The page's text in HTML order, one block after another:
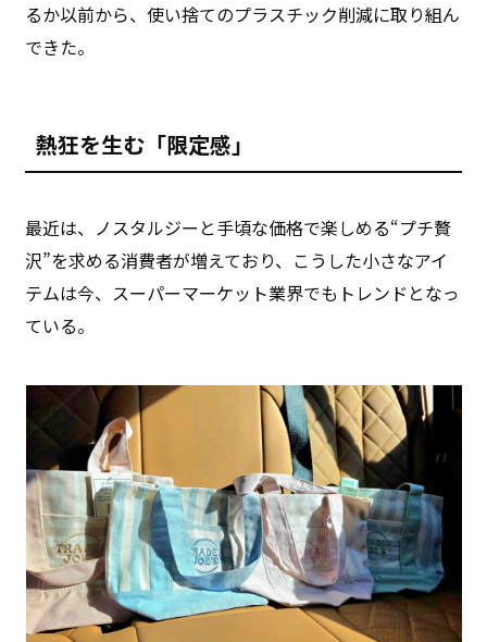
るか以前から、使い捨てのプラスチック削減に取り組ん
できた。
熱狂を生む「限定感」
最近は、ノスタルジーと手頃な価格で楽しめる“プチ贅
沢”を求める消費者が増えており、こうした小さなアイ
テムは今、スーパーマーケット業界でもトレンドとなっ
ている。